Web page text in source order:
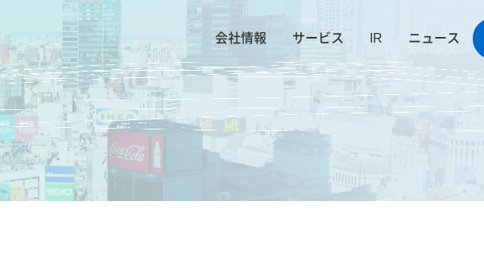
会社情報 サービス IR ニュース